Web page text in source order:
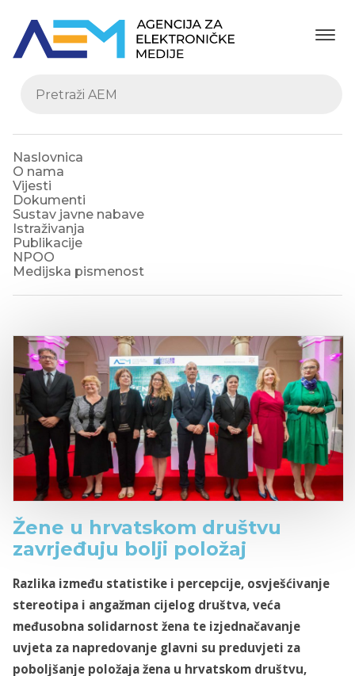
Naslovnica
O nama
Vijesti
Dokumenti
Sustav javne nabave
Istraživanja
Publikacije
NPOO
Medijska pismenost
Žene u hrvatskom društvu
zavrjeđuju bolji položaj
Razlika između statistike i percepcije, osvješćivanje
stereotipa i angažman cijelog društva, veća
međusobna solidarnost žena te izjednačavanje
uvjeta za napredovanje glavni su preduvjeti za
poboljšanje položaja žena u hrvatskom društvu,